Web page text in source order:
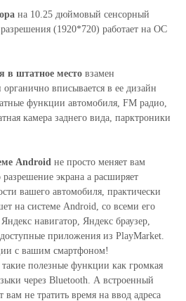
на 10.25 дюймовый сенсорный
(1920*720) работает на ОС
в штатное место взамен
вписывается в ее дизайн
функции автомобиля, FM радио,
камера заднего вида, парктроники
Android не просто меняет вам
экрана а расширяет
вашего автомобиля, практически
на системе Android, со всеми его
навигатор, Яндекс браузер,
приложения из PlayMarket.
с вашим смартфоном!
полезные функции как громкая
через Bluetooth. А встроенный
не тратить время на ввод адреса